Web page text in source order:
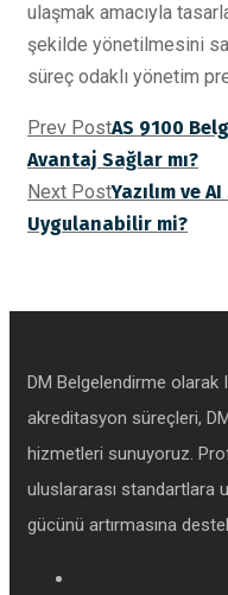
ulaşmak amacıyla
şekilde yönetilmesini
süreç odaklı yönetim
Prev PostAS 9100
Avantaj Sağlar mı?
Next PostYazılım ve
Uygulanabilir mi?
DM Belgelendirme olarak
akreditasyon süreçleri,
hizmetleri sunuyoruz.
uluslararası standartlara
gücünü artırmasına